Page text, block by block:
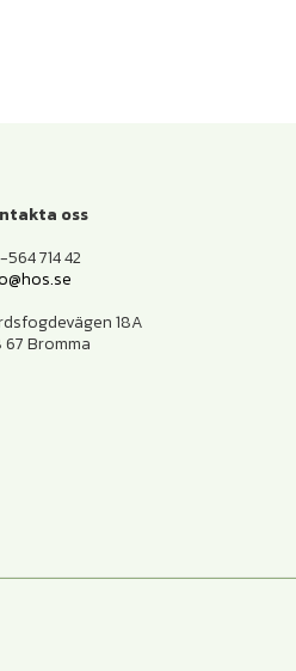
oss
714 42
18A
67 Bromma